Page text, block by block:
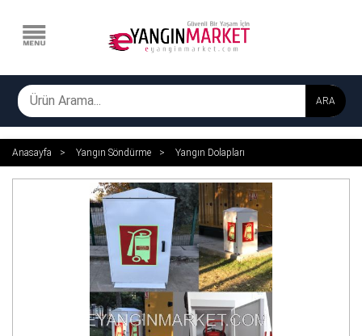
ARA
Anasayfa Yangın Söndürme Yangın Dolapları